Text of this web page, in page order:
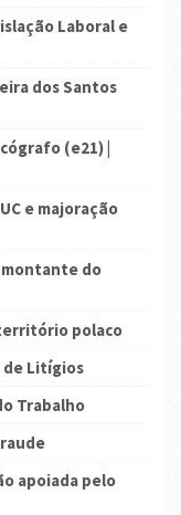
Laboral e
dos Santos
(e21) |
e majoração
montante do
polaco
de Litígios
Trabalho
apoiada pelo